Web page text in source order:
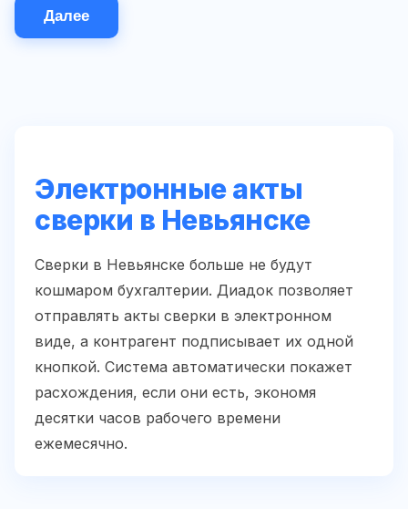
Далее
Электронные акты
сверки в Невьянске
Сверки в Невьянске больше не будут
кошмаром бухгалтерии. Диадок позволяет
отправлять акты сверки в электронном
виде, а контрагент подписывает их одной
кнопкой. Система автоматически покажет
расхождения, если они есть, экономя
десятки часов рабочего времени
ежемесячно.